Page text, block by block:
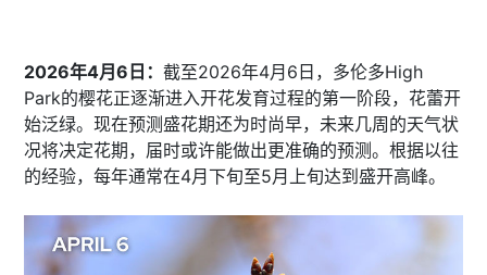
2026年4月6日： 截至2026年4月6日，多伦多High
Park的樱花正逐渐进入开花发育过程的第一阶段，花蕾开
始泛绿。现在预测盛花期还为时尚早，未来几周的天气状
况将决定花期，届时或许能做出更准确的预测。根据以往
的经验，​每年通常在4月下旬至5月上旬达到盛开高峰。​